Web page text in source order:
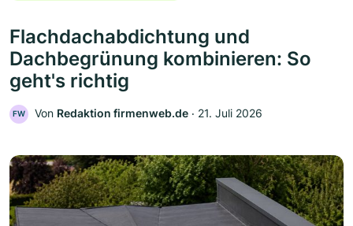
Flachdachabdichtung und
Dachbegrünung kombinieren: So
geht's richtig
FW Von Redaktion firmenweb.de ‧ 21. Juli 2026